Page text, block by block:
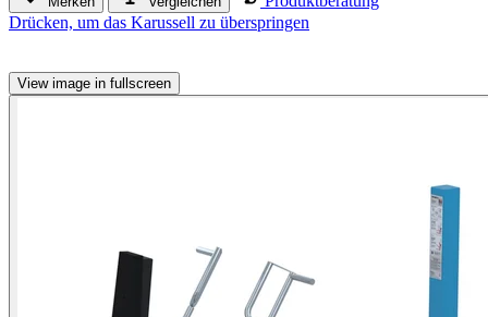
Drücken, um das Karussell zu überspringen
View image in fullscreen